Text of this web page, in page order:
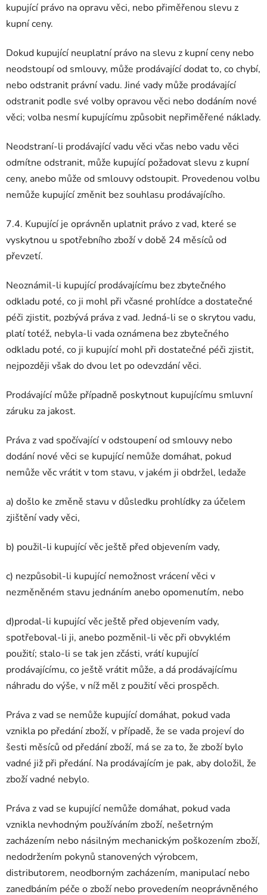
kupující právo na opravu věci, nebo přiměřenou slevu z
kupní ceny.
Dokud kupující neuplatní právo na slevu z kupní ceny nebo
neodstoupí od smlouvy, může prodávající dodat to, co chybí,
nebo odstranit právní vadu. Jiné vady může prodávající
odstranit podle své volby opravou věci nebo dodáním nové
věci; volba nesmí kupujícímu způsobit nepřiměřené náklady.
Neodstraní-li prodávající vadu věci včas nebo vadu věci
odmítne odstranit, může kupující požadovat slevu z kupní
ceny, anebo může od smlouvy odstoupit. Provedenou volbu
nemůže kupující změnit bez souhlasu prodávajícího.
7.4. Kupující je oprávněn uplatnit právo z vad, které se
vyskytnou u spotřebního zboží v době 24 měsíců od
převzetí.
Neoznámil-li kupující prodávajícímu bez zbytečného
odkladu poté, co ji mohl při včasné prohlídce a dostatečné
péči zjistit, pozbývá práva z vad. Jedná-li se o skrytou vadu,
platí totéž, nebyla-li vada oznámena bez zbytečného
odkladu poté, co ji kupující mohl při dostatečné péči zjistit,
nejpozději však do dvou let po odevzdání věci.
Prodávající může případně poskytnout kupujícímu smluvní
záruku za jakost.
Práva z vad spočívající v odstoupení od smlouvy nebo
dodání nové věci se kupující nemůže domáhat, pokud
nemůže věc vrátit v tom stavu, v jakém ji obdržel, ledaže
a) došlo ke změně stavu v důsledku prohlídky za účelem
zjištění vady věci,
b) použil-li kupující věc ještě před objevením vady,
c) nezpůsobil-li kupující nemožnost vrácení věci v
nezměněném stavu jednáním anebo opomenutím, nebo
d)prodal-li kupující věc ještě před objevením vady,
spotřeboval-li ji, anebo pozměnil-li věc při obvyklém
použití; stalo-li se tak jen zčásti, vrátí kupující
prodávajícímu, co ještě vrátit může, a dá prodávajícímu
náhradu do výše, v níž měl z použití věci prospěch.
Práva z vad se nemůže kupující domáhat, pokud vada
vznikla po předání zboží, v případě, že se vada projeví do
šesti měsíců od předání zboží, má se za to, že zboží bylo
vadné již při předání. Na prodávajícím je pak, aby doložil, že
zboží vadné nebylo.
Práva z vad se kupující nemůže domáhat, pokud vada
vznikla nevhodným používáním zboží, nešetrným
zacházením nebo násilným mechanickým poškozením zboží,
nedodržením pokynů stanovených výrobcem,
distributorem, neodborným zacházením, manipulací nebo
zanedbáním péče o zboží nebo provedením neoprávněného